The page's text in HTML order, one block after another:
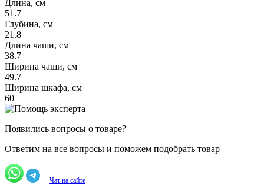
Длина, см
51.7
Глубина, см
21.8
Длина чаши, см
38.7
Ширина чаши, см
49.7
Ширина шкафа, см
60
Появились вопросы о товаре?
Ответим на все вопросы и поможем подобрать товар
Чат на сайте